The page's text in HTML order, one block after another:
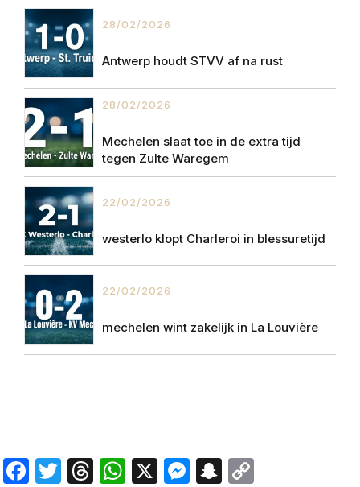
28/02/2026
Antwerp houdt STVV af na rust
28/02/2026
Mechelen slaat toe in de extra tijd
tegen Zulte Waregem
22/02/2026
westerlo klopt Charleroi in blessuretijd
22/02/2026
mechelen wint zakelijk in La Louvière
Facebook
Twitter
Threads
WhatsApp
X Messenger
Snapchat